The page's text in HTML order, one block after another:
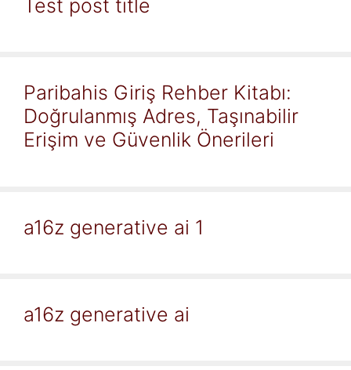
Test post title
Paribahis Giriş Rehber Kitabı:
Doğrulanmış Adres, Taşınabilir
Erişim ve Güvenlik Önerileri
a16z generative ai 1
a16z generative ai